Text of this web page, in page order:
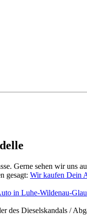
Gerne sehen wir uns
gesagt: Wir kaufen Dein
in Luhe-Wildenau-
des Dieselskandals /